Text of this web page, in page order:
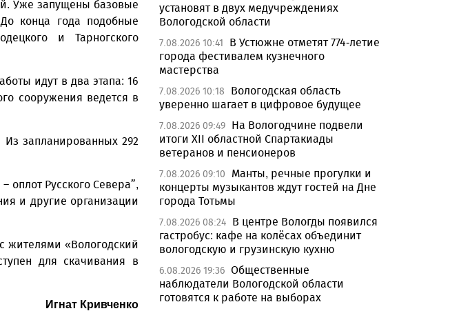
Уже запущены базовые
конца года подобные
и Тарногского
идут в два этапа: 16
сооружения ведется в
Из запланированных 292
оплот Русского Севера”,
и другие организации
жителями «Вологодский
для скачивания в
Игнат Кривченко
установят в двух медучреждениях
Вологодской области
7.08.2026 10:41
В Устюжне отметят 774-летие
города фестивалем кузнечного
мастерства
7.08.2026 10:18
Вологодская область
уверенно шагает в цифровое будущее
7.08.2026 09:49 На Вологодчине подвели
итоги XII областной Спартакиады
ветеранов и пенсионеров
7.08.2026 09:10
Манты, речные прогулки и
концерты музыкантов ждут гостей на Дне
города Тотьмы
7.08.2026 08:24 В центре Вологды появился
гастробус: кафе на колёсах объединит
вологодскую и грузинскую кухню
6.08.2026 19:36 Общественные
наблюдатели Вологодской области
готовятся к работе на выборах